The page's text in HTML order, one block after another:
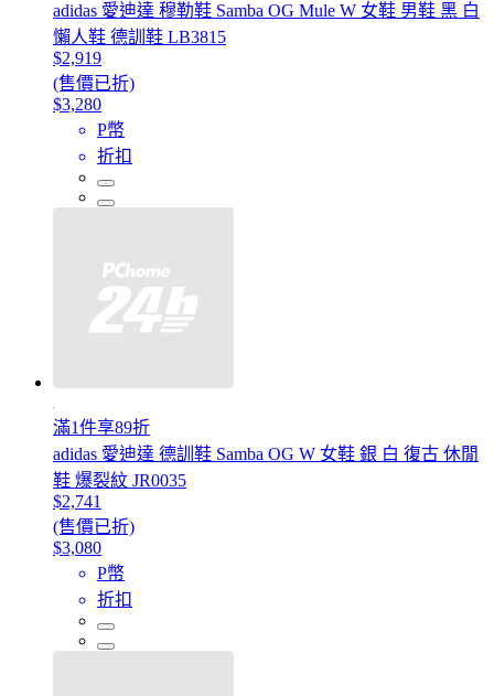
adidas 愛迪達 穆勒鞋 Samba OG Mule W 女鞋 男鞋 黑 白
懶人鞋 德訓鞋 LB3815
$2,919
(售價已折)
$3,280
P幣
折扣
滿1件享89折
adidas 愛迪達 德訓鞋 Samba OG W 女鞋 銀 白 復古 休閒
鞋 爆裂紋 JR0035
$2,741
(售價已折)
$3,080
P幣
折扣